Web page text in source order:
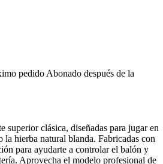
pedido Abonado después de la
superior clásica, diseñadas para jugar en
la hierba natural blanda. Fabricadas con
para ayudarte a controlar el balón y
Aprovecha el modelo profesional de